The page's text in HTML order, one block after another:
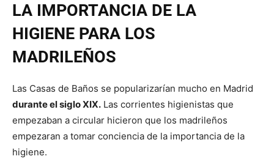
LA IMPORTANCIA DE LA
HIGIENE PARA LOS
MADRILEÑOS
Las Casas de Baños se popularizarían mucho en Madrid
durante el siglo XIX. Las corrientes higienistas que
empezaban a circular hicieron que los madrileños
empezaran a tomar conciencia de la importancia de la
higiene.